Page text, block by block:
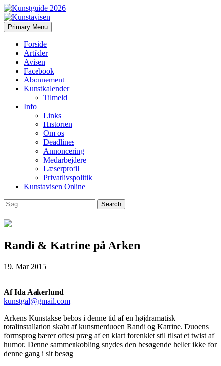
Kunstavisen
Search
Primary Menu Skip
to
Forside
Artikler
Avisen
Facebook
Abonnement
Kunstkalender
Tilmeld
Info
Links
Historien
Om os
Deadlines
Annoncering
Medarbejdere
Læserprofil
Privatlivspolitik
Kunstavisen Online
Search
for:
Randi & Katrine på Arken
19. Mar 2015
Af Ida Aakerlund
kunstgal@gmail.com
Arkens Kunstakse bebos i denne tid af en højdramatisk
totalinstallation skabt af kunstnerduoen Randi og Katrine. Duoens
formsprog bærer oftest præg af en klart forenklet stil tilsat et twist af
humor. Denne sammenkobling snydes den besøgende heller ikke for
denne gang i sit besøg.